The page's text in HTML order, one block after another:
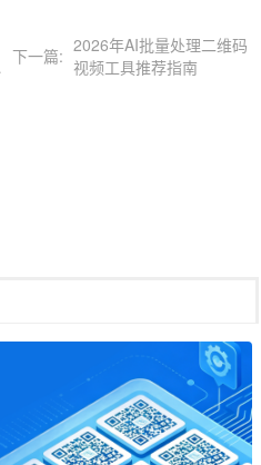
下一篇: 2026年AI批量处理二维码
视频工具推荐指南